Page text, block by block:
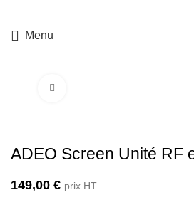
Menu
ADEO Screen Unité RF
149,00 € prix HT